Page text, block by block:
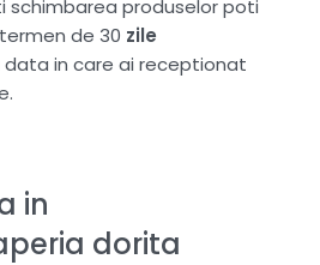
schimbarea produselor poti
de 30 zile
data in care ai receptionat
in
dorita